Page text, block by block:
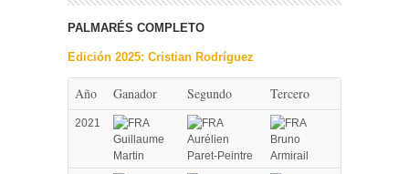
PALMARÉS COMPLETO
Edición 2025: Cristian Rodríguez
Año Ganador Segundo Tercero
2021
Guillaume
Martin
Aurélien
Paret-Peintre
Bruno
Armirail